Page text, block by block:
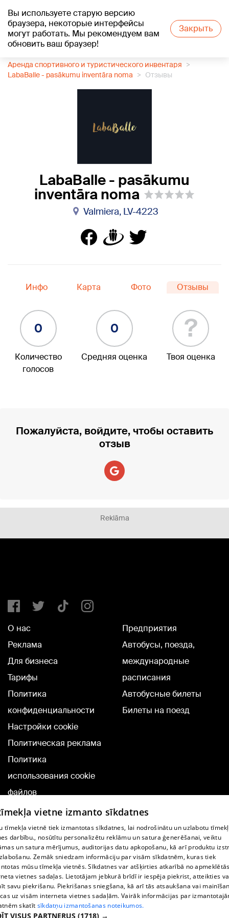
Вы используете старую версию
браузера, некоторые интерфейсы
могут работать. Мы рекомендуем вам
обновить ваш браузер!
Закрыть
+18°C
Аренда спортивного и туристического инвентаря
LabaBalle - pasākumu inventāra noma
Отзывы
LabaBalle - pasākumu
inventāra noma
Valmiera, LV-4223
Инфо Карта Фото Отзывы
0
Количество
голосов
0
Средняя оценка
?
Твоя оценка
Пожалуйста, войдите, чтобы оставить
отзыв
Reklāma
О нас
Реклама
Для бизнеса
Тарифы
Политика
конфиденциальности
Настройки cookie
Политическая реклама
Политика
использования cookie
файлов
Добавление
комментариев
Предприятия
Автобусы, поезда,
международные
расписания
Автобусные билеты
Билеты на поезд
TВ-программа
Условия договора
360 Ziņu kontakti
Helio Media
vietne izmanto sīkdatnes
tīmekļa vietnē tiek izmantotas sīkdatnes, lai nodrošinātu un uzlabotu
darbību., nosūtītu personalizētu reklāmu un satura ģenerēšanai, veiktu
un satura mērījumus, auditorijas datu apkopošanu, kā arī produktu
Zemāk sniedzam informāciju par visām sīkdatnēm, kuras tiek
mūsu tīmekļa vietnēs. Sīkdatnes var atšķirties atkarībā no
vietnes sadaļas. Lietotājam jebkurā brīdī ir iespēja piekrist, atteikties
savu piekrišanu. Piekrišanas sniegšana, kā arī tās atsaukšana vai
uz visām interneta vietnes sadaļām. Vairāk informācijas par
skatīt sīkdatņu izmantošanas noteikumos.
VISUS PARTNERUS (1718) →